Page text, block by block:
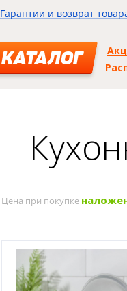
Гарантии и возврат
КАТАЛОГ
Цена при покупке